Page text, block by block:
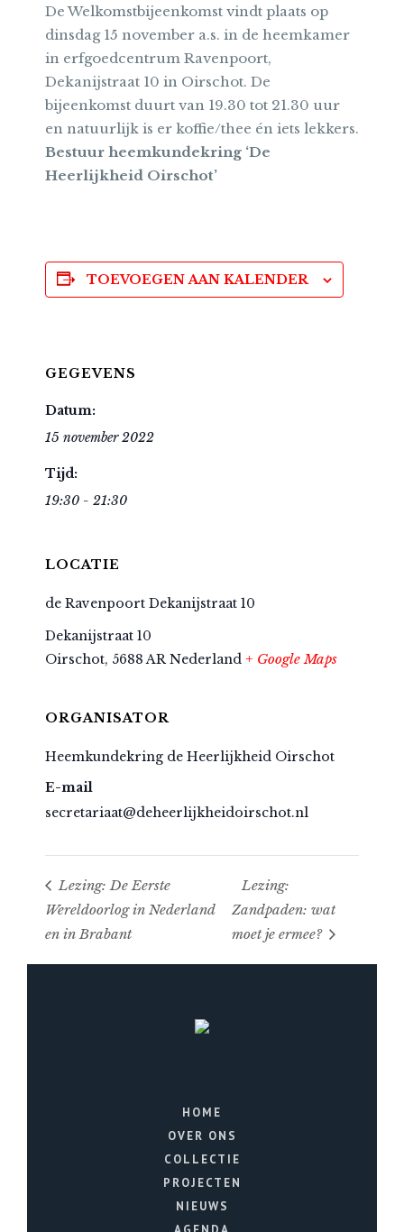
De Welkomstbijeenkomst vindt plaats op
dinsdag 15 november a.s. in de heemkamer
in erfgoedcentrum Ravenpoort,
Dekanijstraat 10 in Oirschot. De
bijeenkomst duurt van 19.30 tot 21.30 uur
en natuurlijk is er koffie/thee én iets lekkers.
Bestuur heemkundekring ‘De
Heerlijkheid Oirschot’
TOEVOEGEN AAN KALENDER
GEGEVENS
Datum:
15 november 2022
Tijd:
19:30 - 21:30
LOCATIE
de Ravenpoort Dekanijstraat 10
Dekanijstraat 10
Oirschot, 5688 AR Nederland + Google Maps
ORGANISATOR
Heemkundekring de Heerlijkheid Oirschot
E-mail
secretariaat@deheerlijkheidoirschot.nl
Lezing: De Eerste
Wereldoorlog in Nederland
en in Brabant
Lezing:
Zandpaden: wat
moet je ermee?
HOME
OVER ONS
COLLECTIE
PROJECTEN
NIEUWS